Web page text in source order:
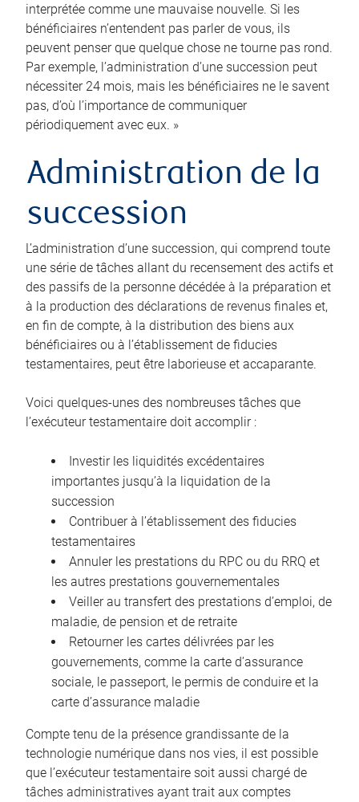
interprétée comme une mauvaise nouvelle. Si les
bénéficiaires n’entendent pas parler de vous, ils
peuvent penser que quelque chose ne tourne pas rond.
Par exemple, l’administration d’une succession peut
nécessiter 24 mois, mais les bénéficiaires ne le savent
pas, d’où l’importance de communiquer
périodiquement avec eux. »
Administration de la
succession
L’administration d’une succession, qui comprend toute
une série de tâches allant du recensement des actifs et
des passifs de la personne décédée à la préparation et
à la production des déclarations de revenus finales et,
en fin de compte, à la distribution des biens aux
bénéficiaires ou à l’établissement de fiducies
testamentaires, peut être laborieuse et accaparante.
Voici quelques-unes des nombreuses tâches que
l’exécuteur testamentaire doit accomplir :
Investir les liquidités excédentaires
importantes jusqu’à la liquidation de la
succession
Contribuer à l’établissement des fiducies
testamentaires
Annuler les prestations du RPC ou du RRQ et
les autres prestations gouvernementales
Veiller au transfert des prestations d’emploi, de
maladie, de pension et de retraite
Retourner les cartes délivrées par les
gouvernements, comme la carte d’assurance
sociale, le passeport, le permis de conduire et la
carte d’assurance maladie
Compte tenu de la présence grandissante de la
technologie numérique dans nos vies, il est possible
que l’exécuteur testamentaire soit aussi chargé de
tâches administratives ayant trait aux comptes